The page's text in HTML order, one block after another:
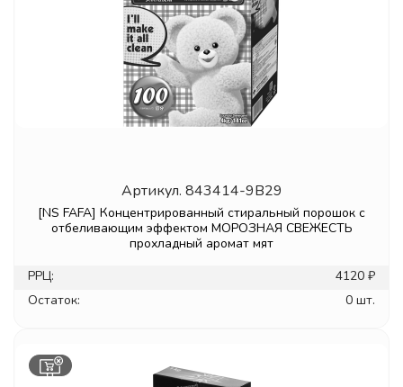
Артикул. 843414-9B29
[NS FAFA] Концентрированный стиральный порошок с
отбеливающим эффектом МОРОЗНАЯ СВЕЖЕСТЬ
прохладный аромат мят
РРЦ:
4120 ₽
Остаток:
0 шт.